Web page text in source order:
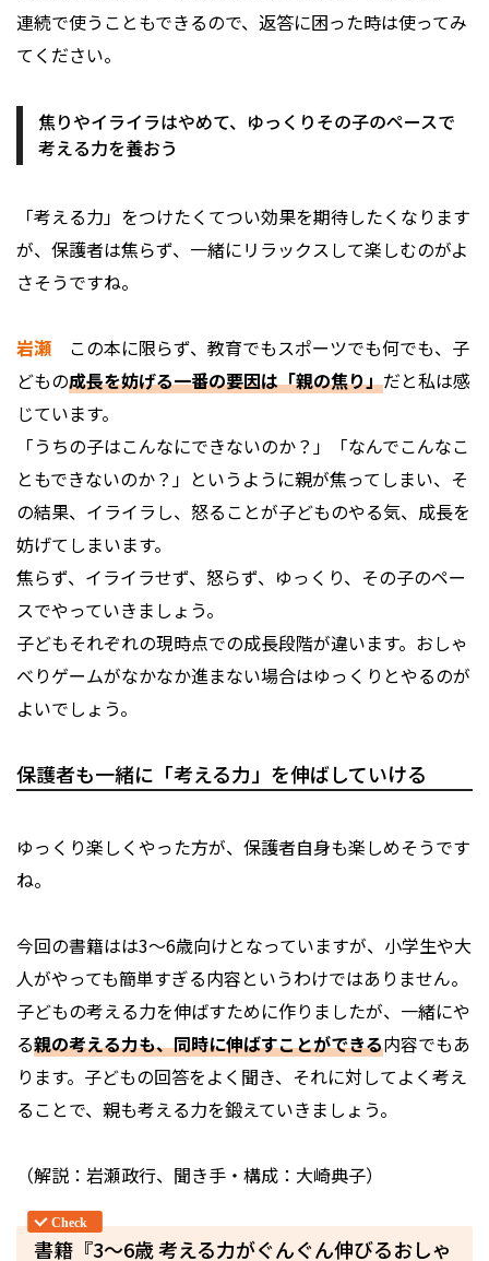
連続で使うこともできるので、返答に困った時は使ってみ
てください。
焦りやイライラはやめて、ゆっくりその子のペースで
考える力を養おう
――「考える力」をつけたくてつい効果を期待したくなります
が、保護者は焦らず、一緒にリラックスして楽しむのがよ
さそうですね。
岩瀬 この本に限らず、教育でもスポーツでも何でも、子
どもの成長を妨げる一番の要因は「親の焦り」だと私は感
じています。
「うちの子はこんなにできないのか？」「なんでこんなこ
ともできないのか？」というように親が焦ってしまい、そ
の結果、イライラし、怒ることが子どものやる気、成長を
妨げてしまいます。
焦らず、イライラせず、怒らず、ゆっくり、その子のペー
スでやっていきましょう。
子どもそれぞれの現時点での成長段階が違います。おしゃ
べりゲームがなかなか進まない場合はゆっくりとやるのが
よいでしょう。
保護者も一緒に「考える力」を伸ばしていける
――ゆっくり楽しくやった方が、保護者自身も楽しめそうです
ね。
今回の書籍はは3〜6歳向けとなっていますが、小学生や大
人がやっても簡単すぎる内容というわけではありません。
子どもの考える力を伸ばすために作りましたが、一緒にや
る親の考える力も、同時に伸ばすことができる内容でもあ
ります。子どもの回答をよく聞き、それに対してよく考え
ることで、親も考える力を鍛えていきましょう。
（解説：岩瀬政行、聞き手・構成：大崎典子）
書籍『3〜6歳 考える力がぐんぐん伸びるおしゃ